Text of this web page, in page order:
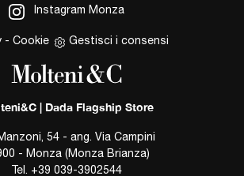
Instagram Monza
- Cookie Gestisci i consensi
| Dada Flagship Store
54 - ang. Via Campini
- Monza (Monza Brianza)
Tel. +39 039-3902544